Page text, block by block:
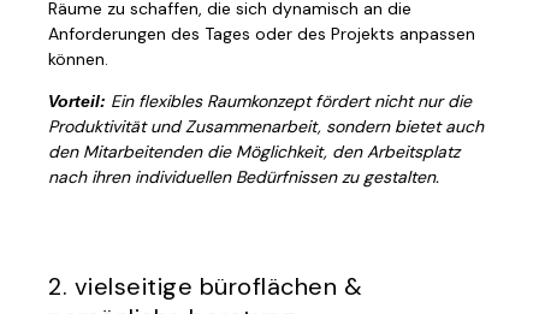
Räume zu schaffen, die sich dynamisch an die
Anforderungen des Tages oder des Projekts anpassen
können.
Vorteil: Ein flexibles Raumkonzept fördert nicht nur die
Produktivität und Zusammenarbeit, sondern bietet auch
den Mitarbeitenden die Möglichkeit, den Arbeitsplatz
nach ihren individuellen Bedürfnissen zu gestalten.
2. vielseitige büroflächen &